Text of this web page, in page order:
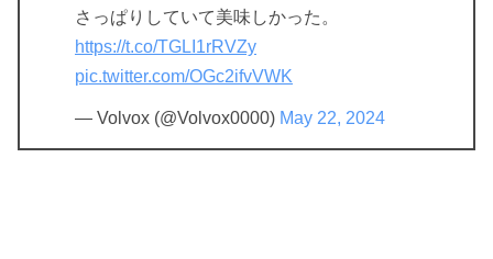
さっぱりしていて美味しかった。
https://t.co/TGLI1rRVZy
pic.twitter.com/OGc2ifvVWK
— Volvox (@Volvox0000) May 22, 2024